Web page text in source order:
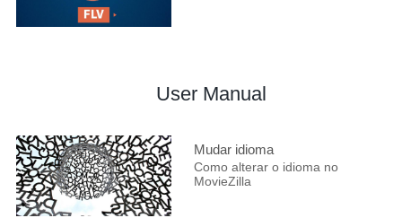
User Manual
Mudar idioma
Como alterar o idioma no
MovieZilla